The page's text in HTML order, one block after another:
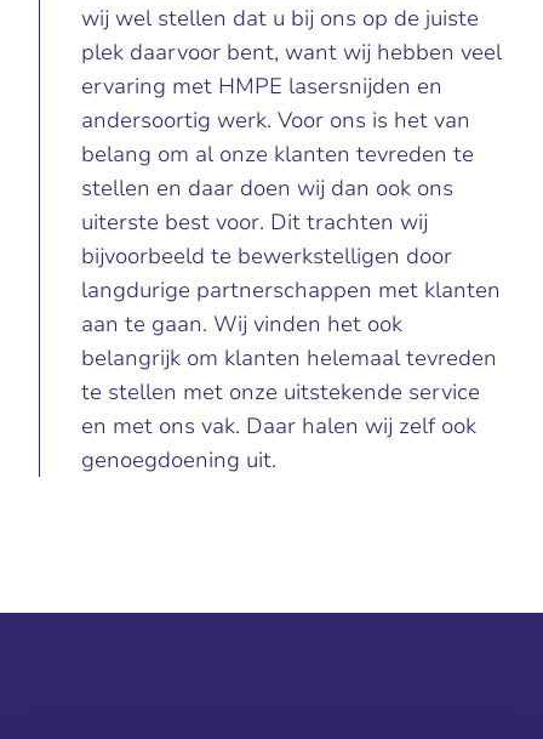
wij wel stellen dat u bij ons op de juiste
plek daarvoor bent, want wij hebben veel
ervaring met HMPE lasersnijden en
andersoortig werk. Voor ons is het van
belang om al onze klanten tevreden te
stellen en daar doen wij dan ook ons
uiterste best voor. Dit trachten wij
bijvoorbeeld te bewerkstelligen door
langdurige partnerschappen met klanten
aan te gaan. Wij vinden het ook
belangrijk om klanten helemaal tevreden
te stellen met onze uitstekende service
en met ons vak. Daar halen wij zelf ook
genoegdoening uit.